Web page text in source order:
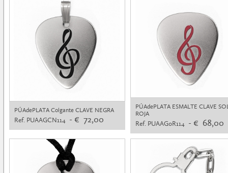
PÚAdePLATA Colgante CLAVE NEGRA
Ref. PUAAGCN114 - € 72,00
PÚAdePLATA ESMALTE CLAVE
ROJA
Ref. PUAAG0R114 - € 68,00